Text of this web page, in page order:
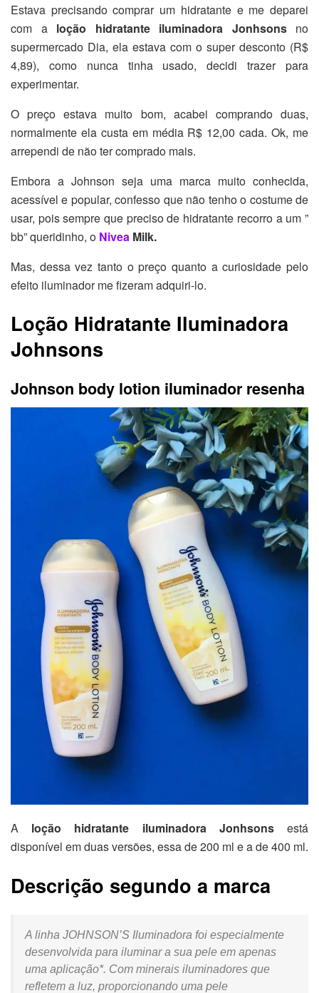
Estava precisando comprar um hidratante e me deparei
com a loção hidratante iluminadora Jonhsonsno
supermercado Dia, ela estava com o super desconto (R$
4,89), como nunca tinha usado, decidi trazer para
experimentar.
O preço estava muito bom, acabei comprando duas,
normalmente ela custa em média R$ 12,00 cada. Ok, me
arrependi de não ter comprado mais.
Embora a Johnson seja uma marca muito conhecida,
acessível e popular, confesso que não tenho o costume de
usar, pois sempre que preciso de hidratante recorro a um ”
bb” queridinho, o Nivea Milk.
Mas, dessa vez tanto o preço quanto a curiosidade pelo
efeito iluminador me fizeram adquiri-lo.
Loção Hidratante Iluminadora
Johnsons
Johnson body lotion iluminador resenha
A loção hidratante iluminadora Jonhsonsestá
disponível em duas versões, essa de 200 ml e a de 400 ml.
Descrição segundo a marca
A linha JOHNSON’S Iluminadora foi especialmente
desenvolvida para iluminar a sua pele em apenas
uma aplicação*. Com minerais iluminadores que
refletem a luz, proporcionando uma pele